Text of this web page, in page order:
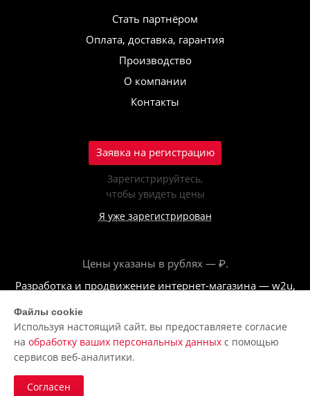
Стать партнёром
Оплата, доставка, гарантия
Производство
О компании
Контакты
Заявка на регистрацию
Зарегистрируйтесь,
чтобы увидеть цены
Я уже зарегистрирован
Цены указаны в рублях — ₽.
Разработка и продвижение интернет-магазина — w2u,
© ООО «Полар центр», 2026
Пользовательское соглашение
Политика обработки персональных данных
Файлы cookie
Используя настоящий сайт, вы предоставляете согласие
на обработку ваших персональных данных с помощью
сервисов веб-аналитики.
Согласен